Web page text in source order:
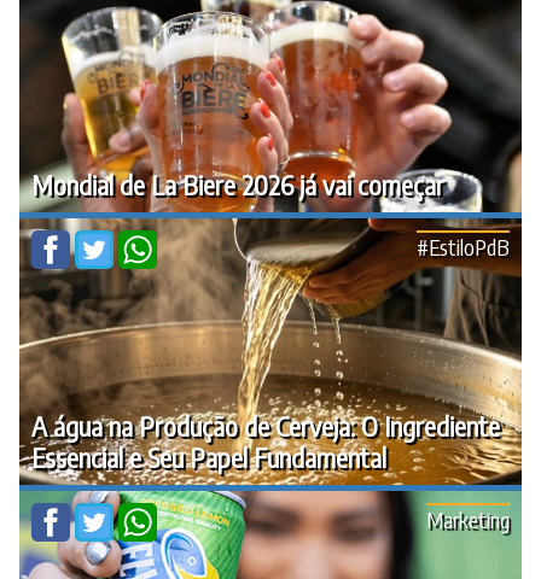
Mondial de La Biere 2026 já vai começar
A água na Produção de Cerveja: O Ingrediente
Essencial e Seu Papel Fundamental
#EstiloPdB
Marketing